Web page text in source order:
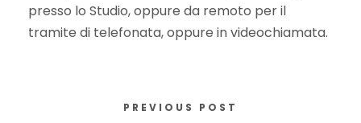
presso lo Studio, oppure da remoto per il
tramite di telefonata, oppure in videochiamata.
PREVIOUS POST